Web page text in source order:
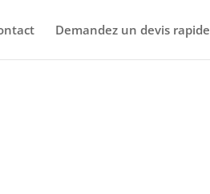
Demandez un devis rapide